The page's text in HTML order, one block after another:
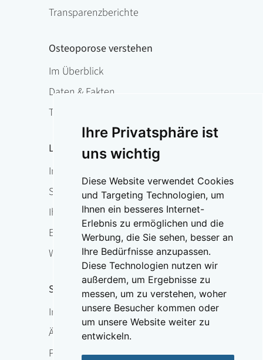
Ihre Privatsphäre ist
uns wichtig
Diese Website verwendet Cookies
und Targeting Technologien, um
Ihnen ein besseres Internet-
Erlebnis zu ermöglichen und die
Werbung, die Sie sehen, besser an
Ihre Bedürfnisse anzupassen.
Diese Technologien nutzen wir
außerdem, um Ergebnisse zu
messen, um zu verstehen, woher
unsere Besucher kommen oder
um unsere Website weiter zu
entwickeln.
Transparenzberichte
Osteoporose verstehen
Im Überblick
Daten & Fakten
Therapie
Leben mit Osteoporose
Im Überblick
Sturzprophylaxe & Funktionstraining
Ihr Ansprechpartner vor Ort
Expertensuche
Weltosteoporosetag
Service
Im Überblick
Ärzte-Hotline
Presse